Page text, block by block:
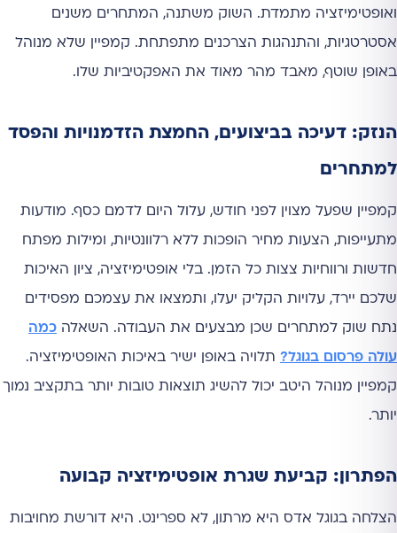
ואופטימיזציה מתמדת. השוק משתנה, המתחרים משנים
אסטרטגיות, והתנהגות הצרכנים מתפתחת. קמפיין שלא מנוהל
באופן שוטף, מאבד מהר מאוד את האפקטיביות שלו.
הנזק: דעיכה בביצועים, החמצת הזדמנויות והפסד
למתחרים
קמפיין שפעל מצוין לפני חודש, עלול היום לדמם כסף. מודעות
מתעייפות, הצעות מחיר הופכות ללא רלוונטיות, ומילות מפתח
חדשות ורווחיות צצות כל הזמן. בלי אופטימיזציה, ציון האיכות
שלכם יירד, עלויות הקליק יעלו, ותמצאו את עצמכם מפסידים
נתח שוק למתחרים שכן מבצעים את העבודה. השאלה כמה
עולה פרסום בגוגל? תלויה באופן ישיר באיכות האופטימיזציה.
קמפיין מנוהל היטב יכול להשיג תוצאות טובות יותר בתקציב נמוך
יותר.
הפתרון: קביעת שגרת אופטימיזציה קבועה
הצלחה בגוגל אדס היא מרתון, לא ספרינט. היא דורשת מחויבות